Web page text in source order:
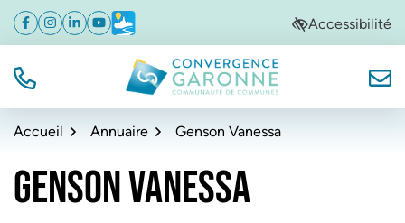
Aller
navigation
Aller
au
Aller
au
de
Facebook
(ouverture dans un nouvel onglet)
Instagram
(ouverture dans un nouvel onglet)
Linkedin
(ouverture dans un nouvel onglet)
YouTube
(ouverture dans un nouvel onglet)
Météo
(ouverture dans un nouvel onglet)Accessibilité
TÉL. Convergence Garonne
Accueil Annuaire Genson Vanessa
GENSON VANESSA